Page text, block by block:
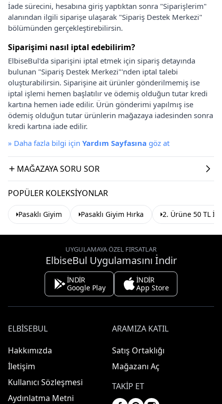
İade sürecini, hesabına giriş yaptıktan sonra "Siparişlerim"
alanından ilgili siparişe ulaşarak "Sipariş Destek Merkezi"
bölümünden gerçekleştirebilirsin.
Siparişimi nasıl iptal edebilirim?
ElbiseBul'da siparişini iptal etmek için sipariş detayında
bulunan "Sipariş Destek Merkezi"'nden iptal talebi
oluşturabilirsin. Siparişine ait ürünler gönderilmemiş ise
iptal işlemi hemen başlatılır ve ödemiş olduğun tutar kredi
kartına hemen iade edilir. Ürün gönderimi yapılmış ise
ödemiş olduğun tutar ürünlerin mağazaya iadesinden sonra
kredi kartına iade edilir.
» Daha fazla bilgi için Yardım Sayfasına göz at
MAĞAZAYA SORU SOR
POPÜLER KOLEKSIYONLAR
Pasaklı Giyim Pasaklı Giyim Hırka 2. Ürüne 50 TL
UYGULAMAYA ÖZEL FIRSATLAR
ElbiseBul Uygulamasını İndir
İNDİR
Google Play
İNDİR
App Store
ELBISEBUL
Hakkımızda
İletişim
Kullanıcı Sözleşmesi
Aydınlatma Metni
ARAMIZA KATIL
Satış Ortaklığı
Mağazanı Aç
TAKIP ET